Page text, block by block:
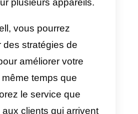
semi-automatique. Vous
à l’esprit que
humaine est
entreprise.
chose à faire est